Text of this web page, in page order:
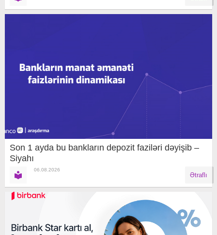
Son 1 ayda bu bankların depozit faziləri dəyişib –
Siyahı
06.08.2026
Ətraflı